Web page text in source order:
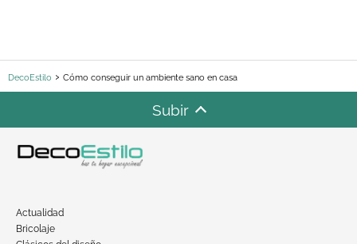
DecoEstilo Cómo conseguir un ambiente sano en casa
Subir
Actualidad
Bricolaje